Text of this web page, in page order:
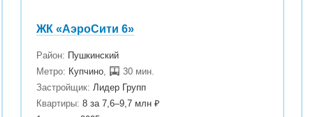
ЖК «АэроСити 6»
Район:
Пушкинский
Метро: Купчино,
30 мин.
Застройщик: Лидер Групп
Квартиры: 8 за 7,6–9,7 млн ₽